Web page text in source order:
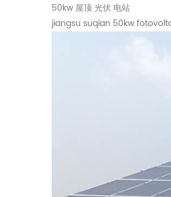
50kw 屋顶 光伏 电站
jiangsu suqian 50kw